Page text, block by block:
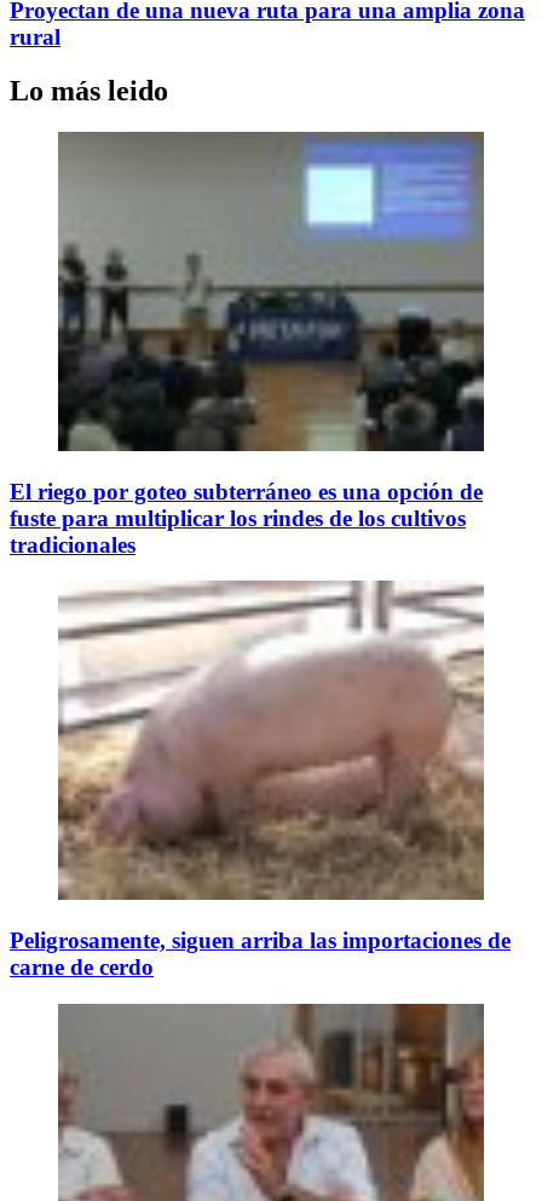
Proyectan de una nueva ruta para una amplia zona
rural
Lo más leido
El riego por goteo subterráneo es una opción de
fuste para multiplicar los rindes de los cultivos
tradicionales
Peligrosamente, siguen arriba las importaciones de
carne de cerdo